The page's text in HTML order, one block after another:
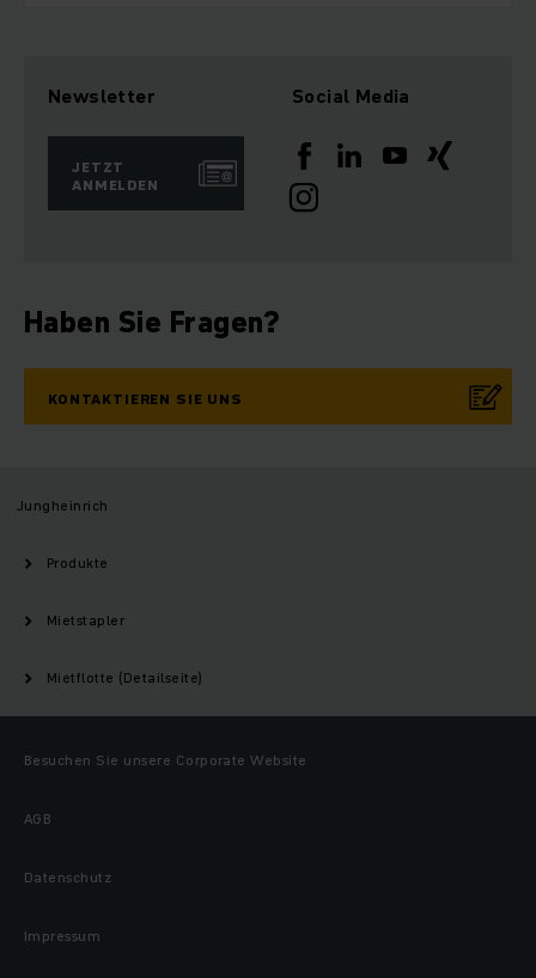
Newsletter
JETZT
ANMELDEN
Social Media
Haben Sie Fragen?
KONTAKTIEREN SIE UNS
Jungheinrich
Produkte
Mietstapler
Mietflotte (Detailseite)
Besuchen Sie unsere Corporate Website
AGB
Datenschutz
Impressum